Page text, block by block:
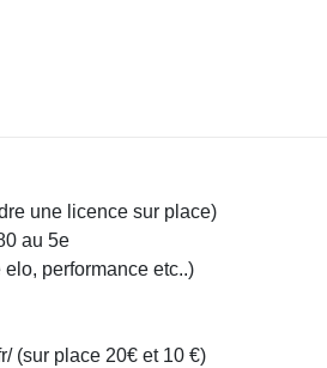
une licence sur place)
au 5e
performance etc..)
(sur place 20€ et 10 €)